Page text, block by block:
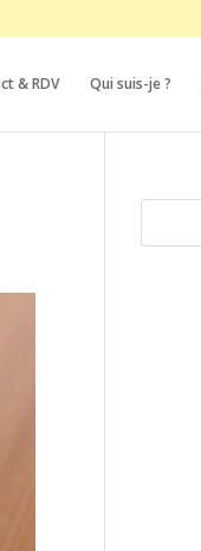
& RDV Qui suis-je ?